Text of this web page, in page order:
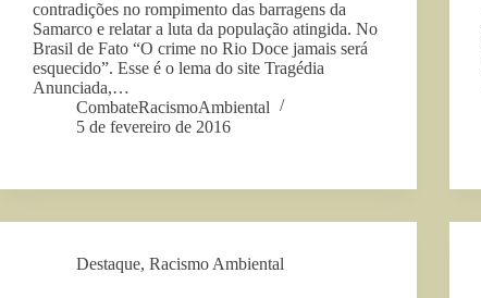
contradições no rompimento das barragens da
Samarco e relatar a luta da população atingida. No
Brasil de Fato “O crime no Rio Doce jamais será
esquecido”. Esse é o lema do site Tragédia
Anunciada,…
CombateRacismoAmbiental
5 de fevereiro de 2016
Destaque, Racismo Ambiental